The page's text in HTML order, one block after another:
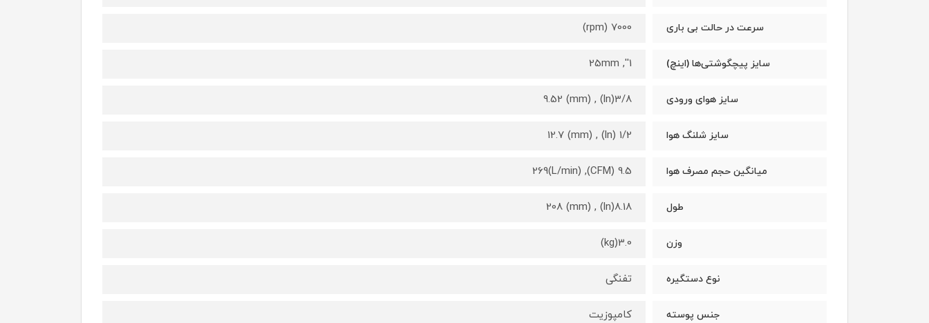
سرعت در حالت بی باری 7000 (rpm)
سایز پیچگوشتی‌ها (اینچ) 1'', 25mm
سایز هوای ورودی 3/8(ln) , 9.52 (mm)
سایز شلنگ هوا 1/2 (ln) , 12.7 (mm)
میانگین حجم مصرف هوا 9.5 (CFM), 269(L/min)
طول 8.18(ln) , 208 (mm)
وزن 3.0(kg)
نوع دستگیره تفنگی
جنس پوسته کامپوزیت